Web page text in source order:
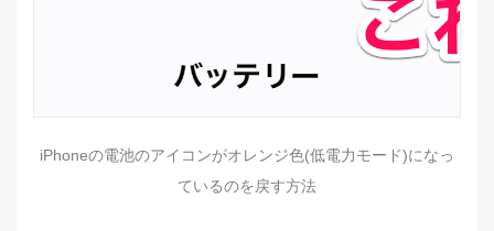
iPhoneの電池のアイコンがオレンジ色(低電力モード)になっ
ているのを戻す方法